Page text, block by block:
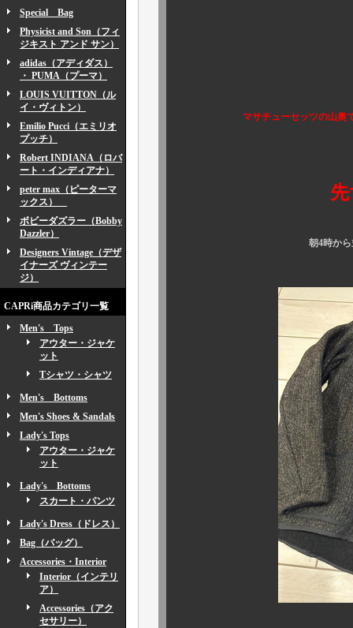
Special Bag
Physicist and Son（フィ
ジキスト アンド サン）
adidas（アディダス）
・ PUMA（プーマ）
LOUIS VUITTON（ル
イ・ヴィトン）
Emilio Pucci（エミリオ
プッチ）
Robert INDIANA（ロバ
ート・インディアナ）
peter max（ピーターマ
ックス）
ボビーダズラー（Bobby
Dazzler）
Designers Vintage（デザ
イナーズ ヴィンテー
ジ）
CAPRi商品カテゴリ一覧
Men's Tops
アウター・ジャケ
ット
Tシャツ・シャツ
Men's Bottoms
Men's Shoes & Sandals
Lady's Tops
アウター・ジャケ
ット
Lady's Bottoms
スカート・パンツ
Lady's Dress（ドレス）
Bag（バッグ）
Accessories・Interior
Interior（インテリ
ア）
Accessories（アク
セサリー）
マサチューセッツの山奥で開催
先ずはコ
朝4時から